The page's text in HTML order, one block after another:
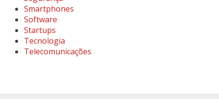
Smartphones
Software
Startups
Tecnologia
Telecomunicações